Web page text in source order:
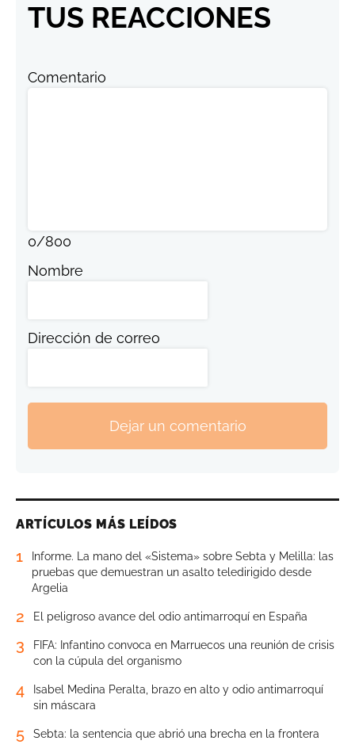
TUS REACCIONES
Comentario
0/800
Nombre
Dirección de correo
Dejar un comentario
ARTÍCULOS MÁS LEÍDOS
1
Informe. La mano del «Sistema» sobre Sebta y Melilla: las
pruebas que demuestran un asalto teledirigido desde
Argelia
2 El peligroso avance del odio antimarroquí en España
3
FIFA: Infantino convoca en Marruecos una reunión de crisis
con la cúpula del organismo
4
Isabel Medina Peralta, brazo en alto y odio antimarroquí
sin máscara
5 Sebta: la sentencia que abrió una brecha en la frontera